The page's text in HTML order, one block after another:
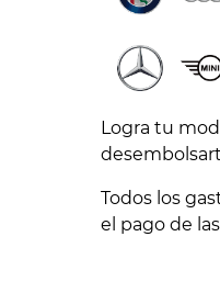
Logra tu
Todos los
el pago de